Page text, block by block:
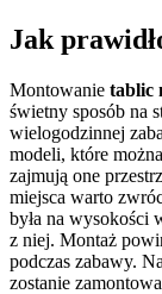
Jak
Montowanie tablic
świetny sposób na
wielogodzinnej
modeli, które
zajmują one
miejsca warto
była na wysokości
z niej. Montaż
podczas zabawy.
zostanie